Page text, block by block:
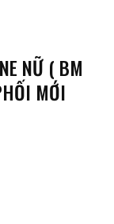
NỮ ( BM
MỚI